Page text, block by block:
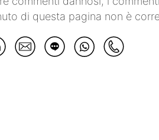
di questa pagina non è